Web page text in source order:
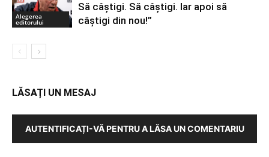
Alegerea
editorului
Să câștigi. Să câștigi. Iar apoi să
câștigi din nou!”
LĂSAȚI UN MESAJ
AUTENTIFICAȚI-VĂ PENTRU A LĂSA UN COMENTARIU